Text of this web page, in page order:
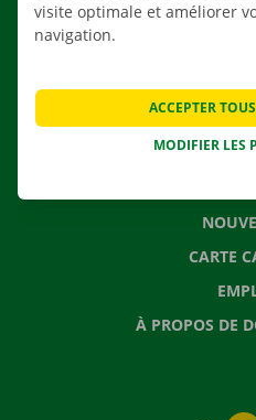
CARTE
À PROPOS DE
visite optimale et améliorer
navigation.
MODIFIER LES
ACCEPTER